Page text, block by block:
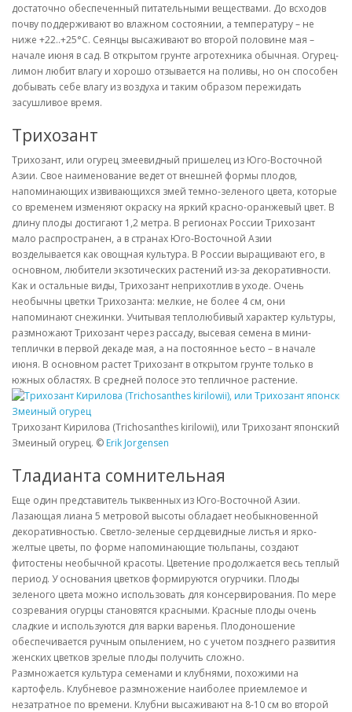
достаточно обеспеченный питательными веществами. До всходов
почву поддерживают во влажном состоянии, а температуру – не
ниже +22..+25°С. Сеянцы высаживают во второй половине мая –
начале июня в сад. В открытом грунте агротехника обычная. Огурец-
лимон любит влагу и хорошо отзывается на поливы, но он способен
добывать себе влагу из воздуха и таким образом пережидать
засушливое время.
Трихозант
Трихозант, или огурец змеевидный пришелец из Юго-Восточной
Азии. Свое наименование ведет от внешней формы плодов,
напоминающих извивающихся змей темно-зеленого цвета, которые
со временем изменяют окраску на яркий красно-оранжевый цвет. В
длину плоды достигают 1,2 метра. В регионах России Трихозант
мало распространен, а в странах Юго-Восточной Азии
возделывается как овощная культура. В России выращивают его, в
основном, любители экзотических растений из-за декоративности.
Как и остальные виды, Трихозант неприхотлив в уходе. Очень
необычны цветки Трихозанта: мелкие, не более 4 см, они
напоминают снежинки. Учитывая теплолюбивый характер культуры,
размножают Трихозант через рассаду, высевая семена в мини-
теплички в первой декаде мая, а на постоянное ьесто – в начале
июня. В основном растет Трихозант в открытом грунте только в
южных областях. В средней полосе это тепличное растение.
Трихозант Кирилова (Trichosanthes kirilowii), или Трихозант японский
Змеиный огурец. © Erik Jorgensen
Тладианта сомнительная
Еще один представитель тыквенных из Юго-Восточной Азии.
Лазающая лиана 5 метровой высоты обладает необыкновенной
декоративностью. Светло-зеленые сердцевидные листья и ярко-
желтые цветы, по форме напоминающие тюльпаны, создают
фитостены необычной красоты. Цветение продолжается весь теплый
период. У основания цветков формируются огурчики. Плоды
зеленого цвета можно использовать для консервирования. По мере
созревания огурцы становятся красными. Красные плоды очень
сладкие и используются для варки варенья. Плодоношение
обеспечивается ручным опылением, но с учетом позднего развития
женских цветков зрелые плоды получить сложно.
Размножается культура семенами и клубнями, похожими на
картофель. Клубневое размножение наиболее приемлемое и
незатратное по времени. Клубни высаживают на 8-10 см во второй